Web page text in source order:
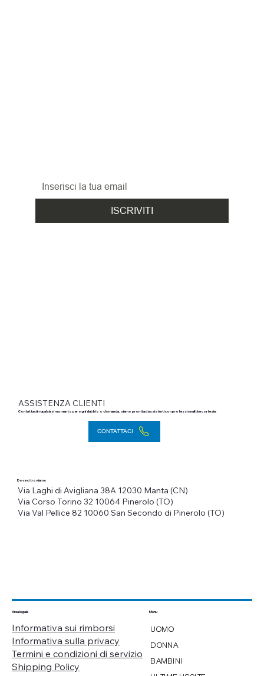
ISCRIVITI
Contattaci in qualsiasi momento per ogni dubbio o domanda, siamo pronti ad assisterti con professionalità e cortesia.
CONTATTACI
ASSISTENZA CLIENTI
Dove ci troviamo
Via Laghi di Avigliana 38A 12030 Manta (CN)
Via Val Pellice 82 10060 San Secondo di Pinerolo (TO)
Via Corso Torino 32 10064 Pinerolo (TO)
Area legale
Informativa sui rimborsi
Informativa sulla privacy
Termini e condizioni di servizio
Shipping Policy
Menu
UOMO
DONNA
BAMBINI